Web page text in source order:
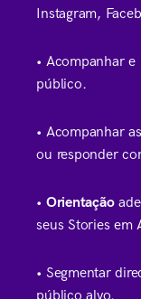
Instagram,
• Acompanhar
público.
• Acompanhar
ou responder
• Orientação
seus Stories em
• Segmentar